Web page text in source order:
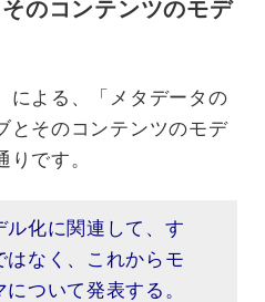
のコンテンツのモデ
による、「メタデータの
とそのコンテンツのモデ
です。
ル化に関連して、す
はなく、これからモ
ついて発表する。